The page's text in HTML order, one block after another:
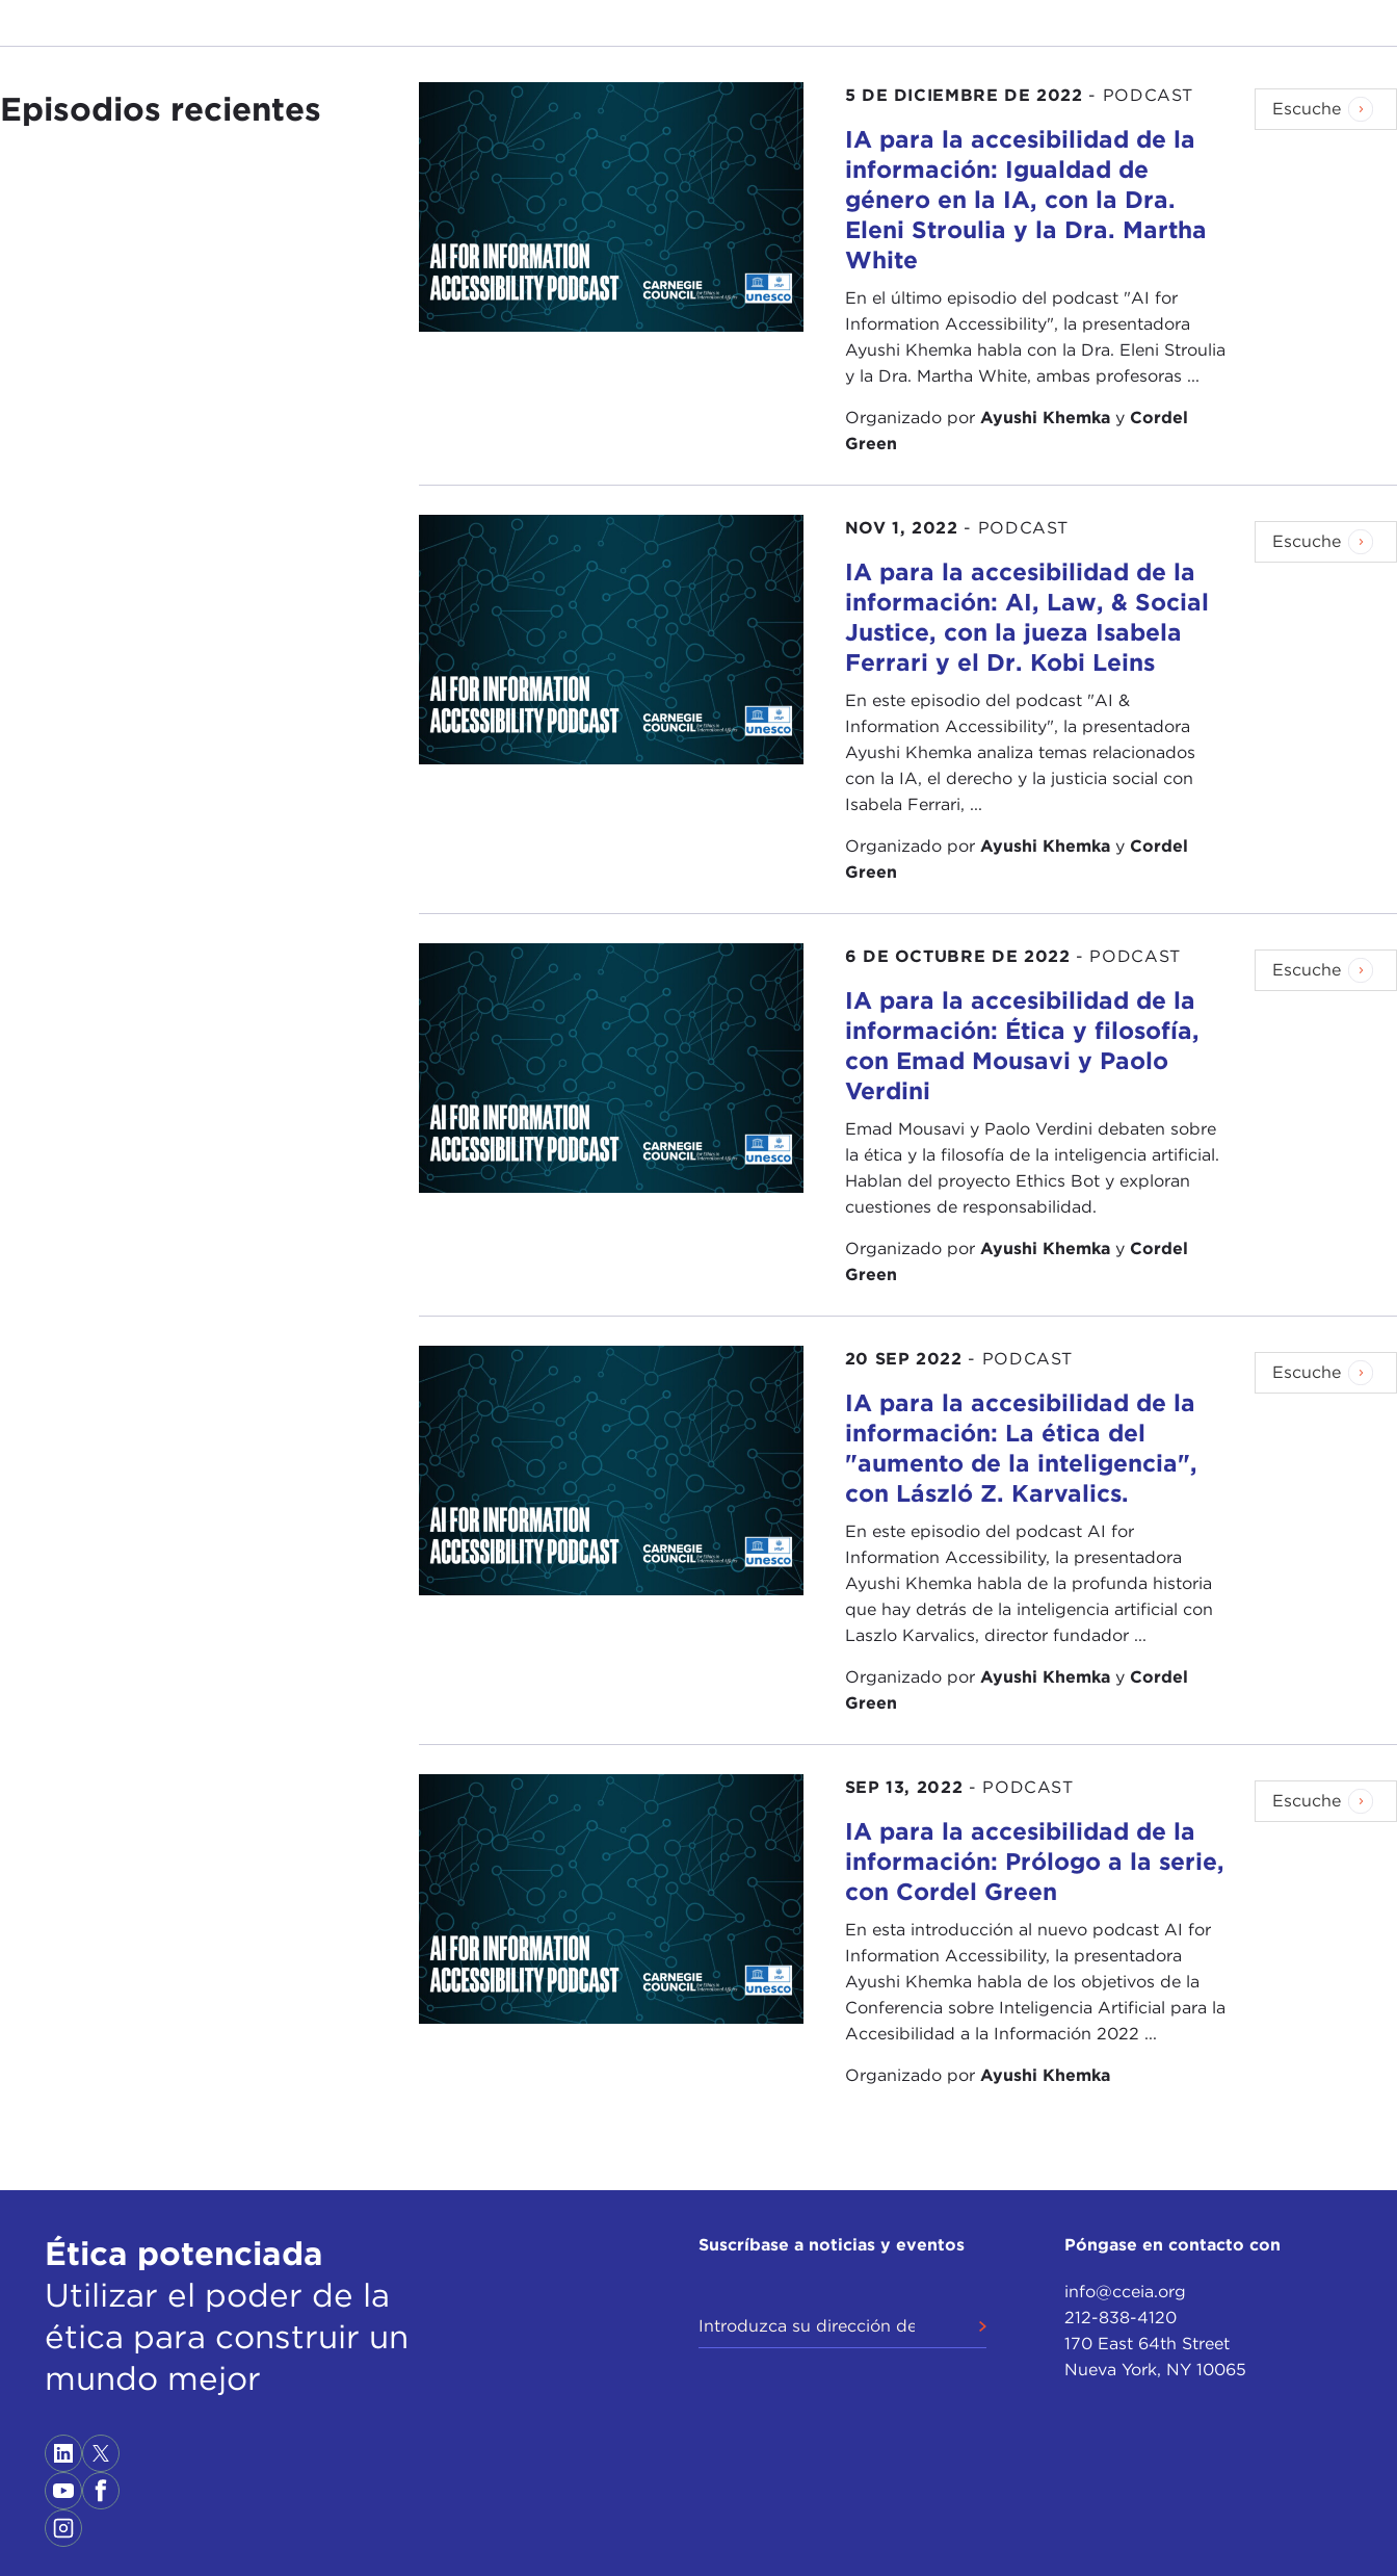
Episodios recientes 5 DE DICIEMBRE DE 2022 - PODCAST
IA para la accesibilidad de la
información: Igualdad de
género en la IA, con la Dra.
Eleni Stroulia y la Dra. Martha
White
En el último episodio del podcast "AI for
Information Accessibility", la presentadora
Ayushi Khemka habla con la Dra. Eleni Stroulia
y la Dra. Martha White, ambas profesoras ...
Organizado por Ayushi Khemkay Cordel
Green
Escuche
NOV 1, 2022 - PODCAST
IA para la accesibilidad de la
información: AI, Law, & Social
Justice, con la jueza Isabela
Ferrari y el Dr. Kobi Leins
En este episodio del podcast "AI &
Information Accessibility", la presentadora
Ayushi Khemka analiza temas relacionados
con la IA, el derecho y la justicia social con
Isabela Ferrari, ...
Organizado por Ayushi Khemkay Cordel
Green
Escuche
6 DE OCTUBRE DE 2022 - PODCAST
IA para la accesibilidad de la
información: Ética y filosofía,
con Emad Mousavi y Paolo
Verdini
Emad Mousavi y Paolo Verdini debaten sobre
la ética y la filosofía de la inteligencia artificial.
Hablan del proyecto Ethics Bot y exploran
cuestiones de responsabilidad.
Organizado por Ayushi Khemkay Cordel
Green
Escuche
20 SEP 2022 - PODCAST
IA para la accesibilidad de la
información: La ética del
"aumento de la inteligencia",
con László Z. Karvalics.
En este episodio del podcast AI for
Information Accessibility, la presentadora
Ayushi Khemka habla de la profunda historia
que hay detrás de la inteligencia artificial con
Laszlo Karvalics, director fundador ...
Organizado por Ayushi Khemkay Cordel
Green
Escuche
SEP 13, 2022 - PODCAST
IA para la accesibilidad de la
información: Prólogo a la serie,
con Cordel Green
En esta introducción al nuevo podcast AI for
Information Accessibility, la presentadora
Ayushi Khemka habla de los objetivos de la
Conferencia sobre Inteligencia Artificial para la
Accesibilidad a la Información 2022 ...
Organizado por Ayushi Khemka
Escuche
Ética potenciada
Utilizar el poder de la
ética para construir un
mundo mejor
Suscríbase a noticias y eventos Póngase en contacto con
info@cceia.org
212-838-4120
170 East 64th Street
Nueva York, NY 10065